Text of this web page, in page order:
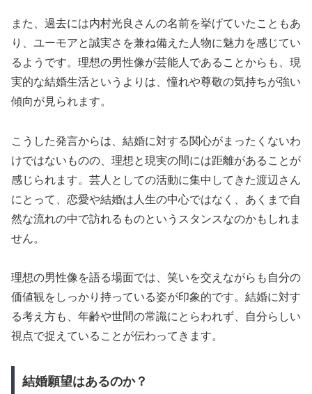
また、過去には内村光良さんの名前を挙げていたこともあ
り、ユーモアと誠実さを兼ね備えた人物に魅力を感じてい
るようです。理想の男性像が芸能人であることからも、現
実的な結婚生活というよりは、憧れや尊敬の気持ちが強い
傾向が見られます。
こうした発言からは、結婚に対する関心がまったくないわ
けではないものの、理想と現実の間には距離があることが
感じられます。芸人としての活動に集中してきた渡辺さん
にとって、恋愛や結婚は人生の中心ではなく、あくまで自
然な流れの中で訪れるものというスタンスなのかもしれま
せん。
理想の男性像を語る場面では、笑いを交えながらも自分の
価値観をしっかり持っている姿が印象的です。結婚に対す
る考え方も、年齢や世間の常識にとらわれず、自分らしい
視点で捉えていることが伝わってきます。
結婚願望はあるのか？